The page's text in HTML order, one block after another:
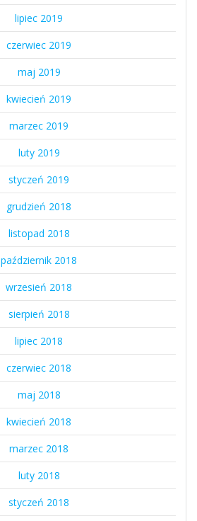
lipiec 2019
czerwiec 2019
maj 2019
kwiecień 2019
marzec 2019
luty 2019
styczeń 2019
grudzień 2018
listopad 2018
październik 2018
wrzesień 2018
sierpień 2018
lipiec 2018
czerwiec 2018
maj 2018
kwiecień 2018
marzec 2018
luty 2018
styczeń 2018